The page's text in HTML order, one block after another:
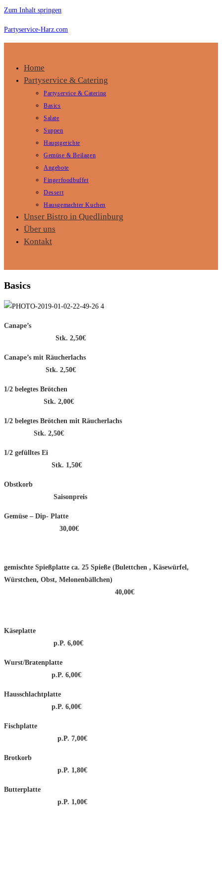
Zum Inhalt springen
Partyservice-Harz.com
Home
Partyservice & Catering
Partyservice & Catering
Basics
Salate
Suppen
Hauptgerichte
Gemüse & Beilagen
Angebote
Fingerfoodbuffet
Dessert
Hausgemachter Kuchen
Unser Bistro in Quedlinburg
Über uns
Kontakt
Basics
Canape’s
Stk. 2,50€
Canape’s mit Räucherlachs
Stk. 2,50€
1/2 belegtes Brötchen
Stk. 2,00€
1/2 belegtes Brötchen mit Räucherlachs
Stk. 2,50€
1/2 gefülltes Ei
Stk. 1,50€
Obstkorb
Saisonpreis
Gemüse – Dip- Platte
30,00€
gemischte Spießplatte ca. 25 Spieße (Bulettchen , Käsewürfel,
Würstchen, Obst, Melonenbällchen)
40,00€
Käseplatte
p.P. 6,00€
Wurst/Bratenplatte
p.P. 6,00€
Hausschlachtplatte
p.P. 6,00€
Fischplatte
p.P. 7,00€
Brotkorb
p.P. 1,80€
Butterplatte
p.P. 1,00€